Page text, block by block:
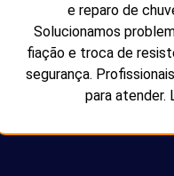
e reparo de
Solucionamos
fiação e troca de
segurança.
para atender.